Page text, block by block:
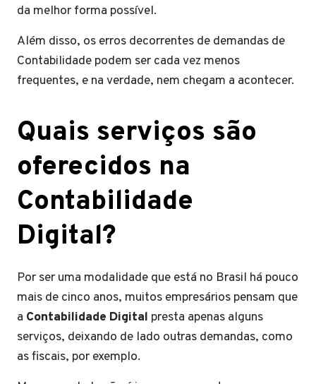
da melhor forma possível.
Além disso, os erros decorrentes de demandas de
Contabilidade podem ser cada vez menos
frequentes, e na verdade, nem chegam a acontecer.
Quais serviços são
oferecidos na
Contabilidade
Digital?
Por ser uma modalidade que está no Brasil há pouco
mais de cinco anos, muitos empresários pensam que
a Contabilidade Digital presta apenas alguns
serviços, deixando de lado outras demandas, como
as fiscais, por exemplo.